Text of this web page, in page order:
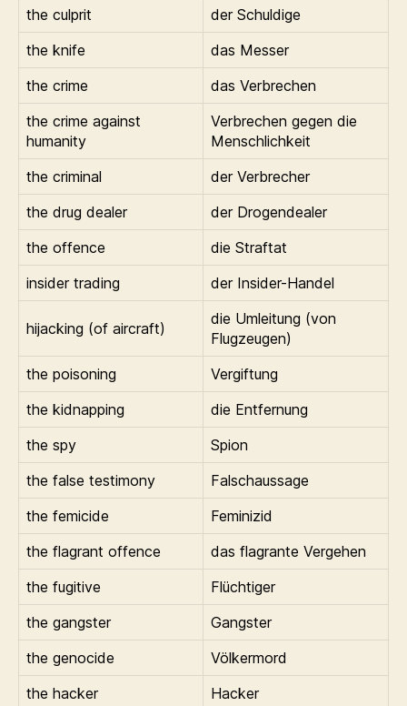
the culprit
der Schuldige
the knife
das Messer
the crime
das Verbrechen
the crime against
humanity
Verbrechen gegen die
Menschlichkeit
the criminal
der Verbrecher
the drug dealer
der Drogendealer
the offence
die Straftat
insider trading
der Insider-Handel
hijacking (of aircraft)
die Umleitung (von
Flugzeugen)
the poisoning
Vergiftung
the kidnapping
die Entfernung
the spy
Spion
the false testimony
Falschaussage
the femicide
Feminizid
the flagrant offence
das flagrante Vergehen
the fugitive
Flüchtiger
the gangster
Gangster
the genocide
Völkermord
the hacker
Hacker